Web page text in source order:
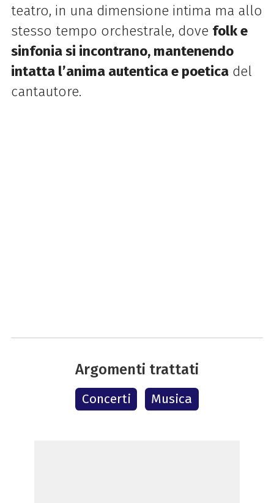
teatro, in una dimensione intima ma allo
stesso tempo orchestrale, dove folk e
sinfonia si incontrano, mantenendo
intatta l’anima autentica e poeticadel
cantautore.
Argomenti trattati
Concerti Musica